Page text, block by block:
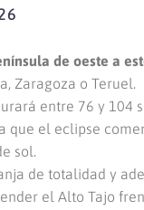
de oeste a
Zaragoza o Teruel.
entre 76 y 104
que el eclipse
sol.
de totalidad y
el Alto Tajo